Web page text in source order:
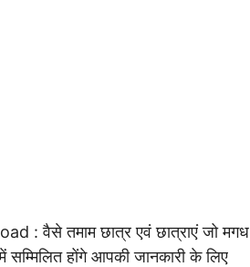
वैसे तमाम छात्र एवं छात्राएं जो मगध
सम्मिलित होंगे आपकी जानकारी के लिए